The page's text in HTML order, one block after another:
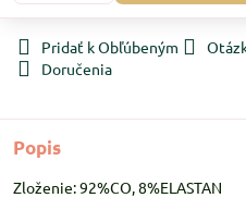
Pridať k Obľúbeným
Doručenia
Popis
Zloženie: 92%CO, 8%ELASTAN